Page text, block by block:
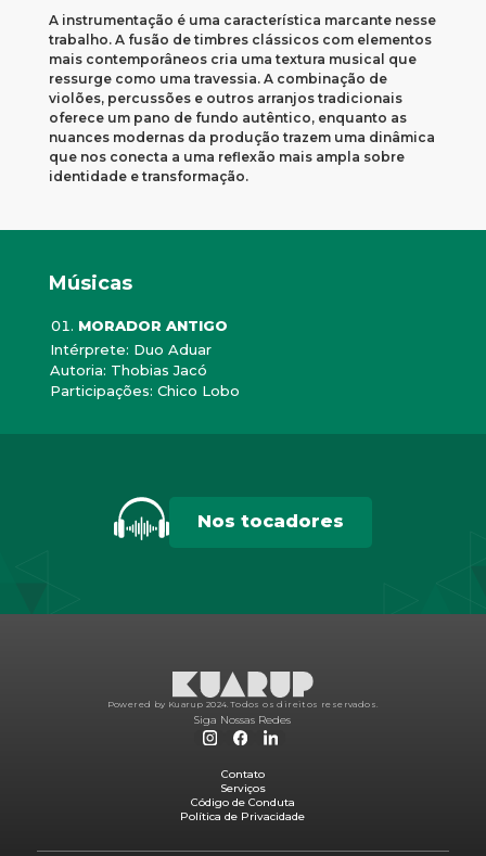
A instrumentação é uma característica marcante nesse
trabalho. A fusão de timbres clássicos com elementos
mais contemporâneos cria uma textura musical que
ressurge como uma travessia. A combinação de
violões, percussões e outros arranjos tradicionais
oferece um pano de fundo autêntico, enquanto as
nuances modernas da produção trazem uma dinâmica
que nos conecta a uma reflexão mais ampla sobre
identidade e transformação.
Músicas
MORADOR ANTIGO
Intérprete: Duo Aduar
Autoria: Thobias Jacó
Participações: Chico Lobo
Nos tocadores
Powered by Kuarup 2024. Todos os direitos reservados.
Siga Nossas Redes
Contato
Serviços
Código de Conduta
Política de Privacidade